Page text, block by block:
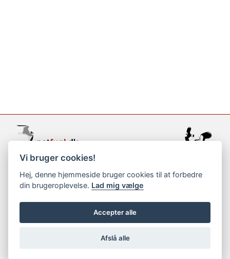
support@netfugl.dk
copyright © 2002-2023
Vi bruger cookies!
Hej, denne hjemmeside bruger cookies til at forbedre
din brugeroplevelse. Lad mig vælge
Accepter alle
Afslå alle